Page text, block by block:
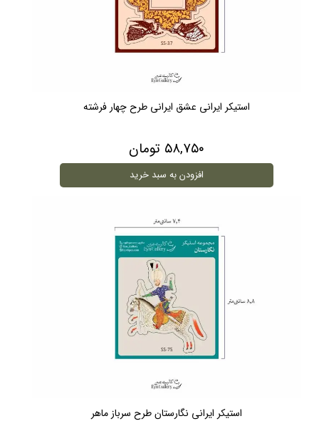
استیکر ایرانی عشق ایرانی طرح چهار فرشته
۵۸,۷۵۰ تومان
افزودن به سبد خرید
استیکر ایرانی نگارستان طرح سرباز ماهر